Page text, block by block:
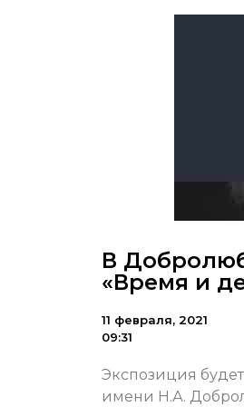
В
«Время и
11 февраля, 2021
09:31
Экспозиция
имени Н.А.